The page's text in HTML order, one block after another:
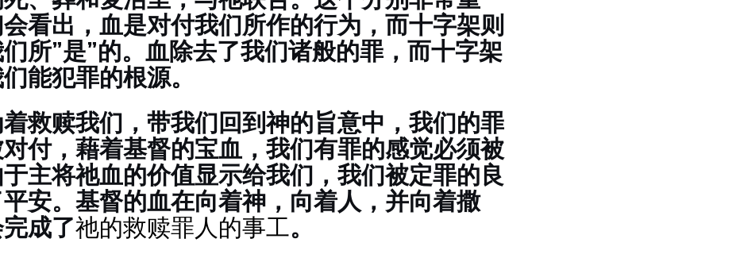
看出，血是对付我们所作的行为，而十字架则
所”是”的。血除去了我们诸般的罪，而十字架
能犯罪的根源。
救赎我们，带我们回到神的旨意中，我们的罪
付，藉着基督的宝血，我们有罪的感觉必须被
主将祂血的价值显示给我们，我们被定罪的良
安。基督的血在向着神，向着人，并向着撒
成了祂的救赎罪人的事工。